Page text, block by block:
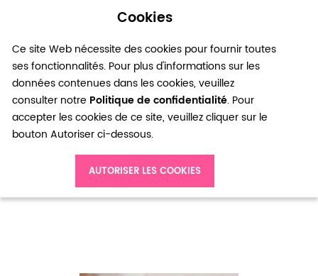
Cookies
Ce site Web nécessite des cookies pour fournir toutes
ses fonctionnalités. Pour plus d'informations sur les
données contenues dans les cookies, veuillez
consulter notre Politique de confidentialité. Pour
accepter les cookies de ce site, veuillez cliquer sur le
bouton Autoriser ci-dessous.
AUTORISER LES COOKIES
0
Breloque Longue pointe Bronze vieilli x 5